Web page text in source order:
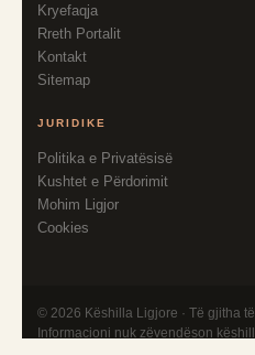
Kryefaqja
Rreth Portalit
Kontakt
Sitemap
JURIDIKE
Politika e Privatësisë
Kushtet e Përdorimit
Mohim Ligjor
Cookies
© 2026 Këshilla Ligjore · Të gjitha
Informacioni nuk zëvendëson